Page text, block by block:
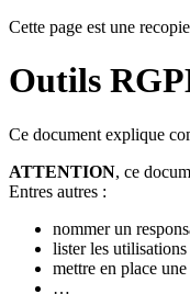
Cette page est une
Outils
Ce document explique
ATTENTION, ce
Entres autres :
nommer un
lister les utilisations
mettre en place
…